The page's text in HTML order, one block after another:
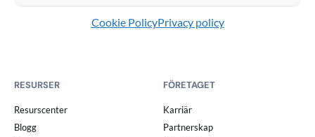
Cookie PolicyPrivacy policy
RESURSER
Resurscenter
Blogg
FÖRETAGET
Karriär
Partnerskap